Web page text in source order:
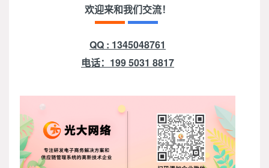
欢迎来和我们交流！
QQ : 1345048761
电话：199 5031 8817